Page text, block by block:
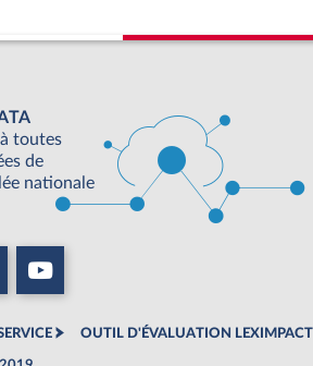
toutes
de
nationale
OUTIL D'ÉVALUATION LEXIMPACT